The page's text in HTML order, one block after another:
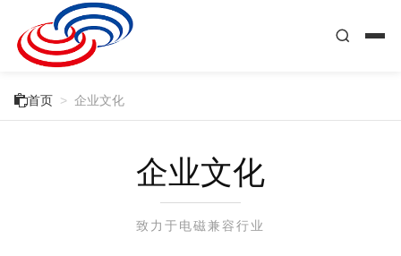
首页 > 企业文化
企业文化
致力于电磁兼容行业